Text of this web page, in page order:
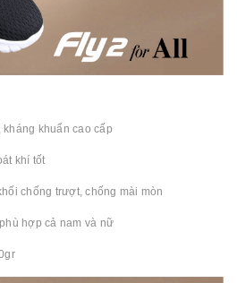
khuẩn cao cấp
khí tốt
chống trượt, chống mài mòn
hợp cả nam và nữ